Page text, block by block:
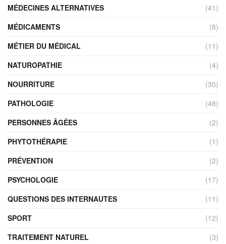
MÉDECINES ALTERNATIVES
(41)
MÉDICAMENTS
(8)
MÉTIER DU MÉDICAL
(11)
NATUROPATHIE
(4)
NOURRITURE
(30)
PATHOLOGIE
(48)
PERSONNES ÂGÉES
(2)
PHYTOTHÉRAPIE
(1)
PRÉVENTION
(2)
PSYCHOLOGIE
(17)
QUESTIONS DES INTERNAUTES
(11)
SPORT
(12)
TRAITEMENT NATUREL
(3)